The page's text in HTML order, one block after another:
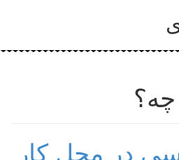
در محل کار